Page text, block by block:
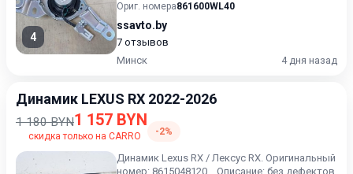
4
Ориг. номера861600WL40
ssavto.by
7 отзывов
Минск
4 дня назад
Динамик LEXUS RX 2022-2026
1 180 BYN1 157 BYN
скидка только на CARRO -2%
Динамик Lexus RX / Лексус RX. Оригинальный
номер: 8615048120. . Описание: без дефектов